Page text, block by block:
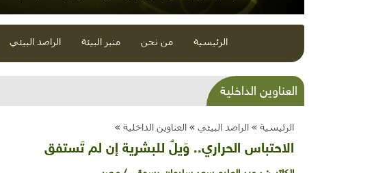
الرئيسية من نحن منبر البيئة الراصد البيئي
العناوين الداخلية
الرئيسية » الراصد البيئي » العناوين الداخلية »
الاحتباس الحراري.. وَيلٌ للبشرية إن لم تَستفق